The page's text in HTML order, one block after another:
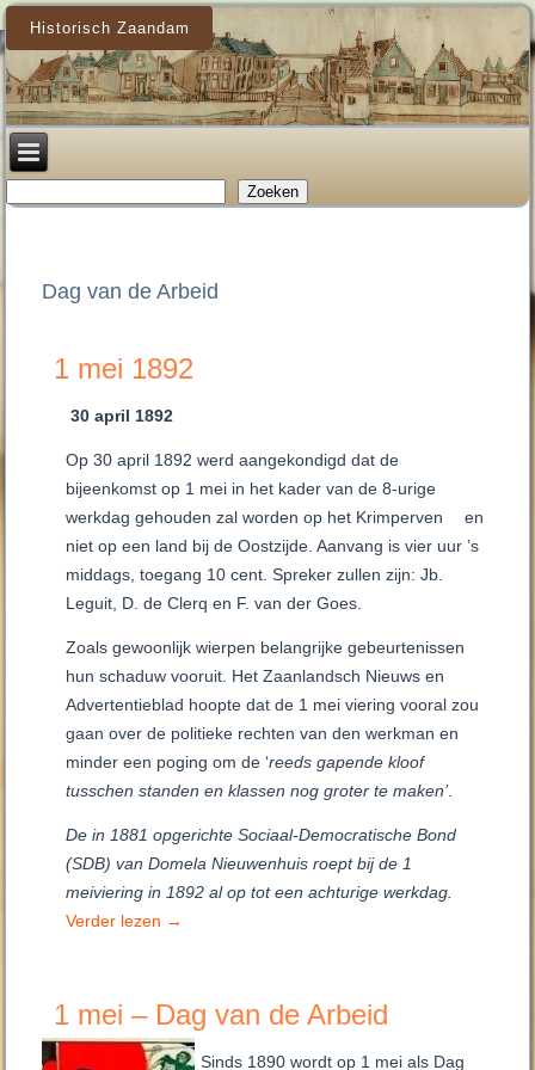
Historisch Zaandam
Zoeken
Dag van de Arbeid
1 mei 1892
30 april 1892
Op 30 april 1892 werd aangekondigd dat de
bijeenkomst op 1 mei in het kader van de 8-urige
werkdag gehouden zal worden op het Krimperven
en
niet op een land bij de Oostzijde. Aanvang is vier uur ’s
middags, toegang 10 cent. Spreker zullen zijn: Jb.
Leguit, D. de Clerq en F. van der Goes.
Zoals gewoonlijk wierpen belangrijke gebeurtenissen
hun schaduw vooruit. Het Zaanlandsch Nieuws en
Advertentieblad hoopte dat de 1 mei viering vooral zou
gaan over de politieke rechten van den werkman en
minder een poging om de ‘reeds gapende kloof
tusschen standen en klassen nog groter te maken’.
De in 1881 opgerichte Sociaal-Democratische Bond
(SDB) van Domela Nieuwenhuis roept bij de 1
meiviering in 1892 al op tot een achturige werkdag.
Verder lezen →
1 mei – Dag van de Arbeid
Sinds 1890 wordt op 1 mei als Dag